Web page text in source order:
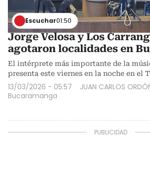
Escuchar01:50
Jorge Velosa y Los
agotaron localidades en
El intérprete más importante de la
presenta este viernes en la noche en el
13/03/2026 - 05:57
JUAN CARLOS
Bucaramanga